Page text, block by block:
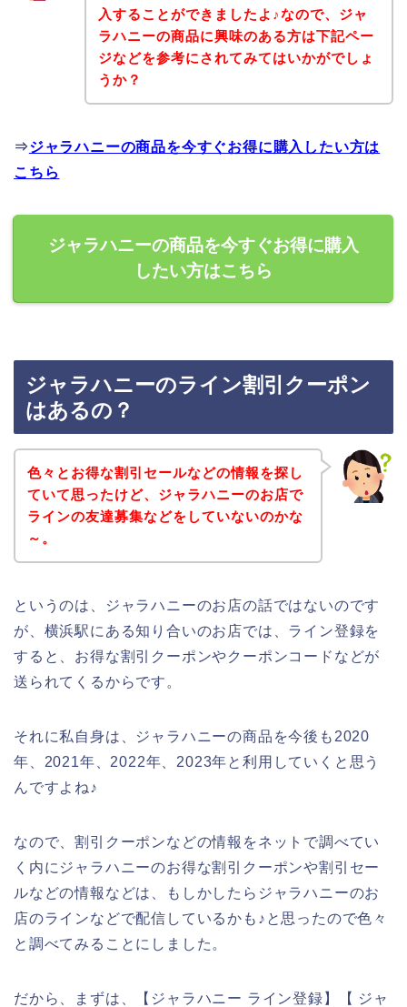
入することができましたよ♪なので、ジャ
ラハニーの商品に興味のある方は下記ペー
ジなどを参考にされてみてはいかがでしょ
うか？
⇒ジャラハニーの商品を今すぐお得に購入したい方は
こちら
ジャラハニーの商品を今すぐお得に購入
したい方はこちら
ジャラハニーのライン割引クーポン
はあるの？
色々とお得な割引セールなどの情報を探し
ていて思ったけど、ジャラハニーのお店で
ラインの友達募集などをしていないのかな
～。
というのは、ジャラハニーのお店の話ではないのです
が、横浜駅にある知り合いのお店では、ライン登録を
すると、お得な割引クーポンやクーポンコードなどが
送られてくるからです。
それに私自身は、ジャラハニーの商品を今後も2020
年、2021年、2022年、2023年と利用していくと思う
んですよね♪
なので、割引クーポンなどの情報をネットで調べてい
く内にジャラハニーのお得な割引クーポンや割引セー
ルなどの情報などは、もしかしたらジャラハニーのお
店のラインなどで配信しているかも♪と思ったので色々
と調べてみることにしました。
だから、まずは、【ジャラハニー ライン登録】【 ジャ